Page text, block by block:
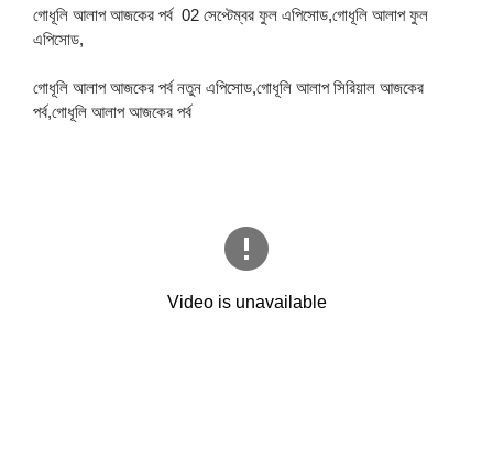
গোধূলি আলাপ আজকের পর্ব 02 সেপ্টেম্বর ফুল এপিসোড,গোধূলি আলাপ ফুল
এপিসোড,
গোধূলি আলাপ আজকের পর্ব নতুন এপিসোড,গোধূলি আলাপ সিরিয়াল আজকের
পর্ব,গোধূলি আলাপ আজকের পর্ব